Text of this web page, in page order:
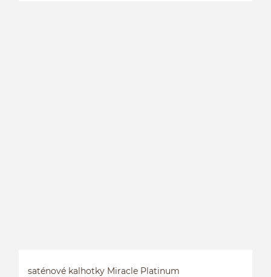
saténové kalhotky Miracle Platinum